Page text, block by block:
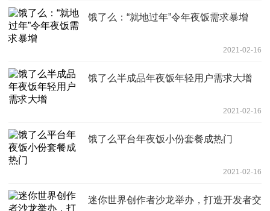
饿了么：“就地过年”令年夜饭需求暴增
2021-02-16
饿了么半成品年夜饭年轻用户需求大增
2021-02-16
饿了么平台年夜饭小份套餐成热门
2021-02-16
迷你世界创作者沙龙举办，打造开发者交